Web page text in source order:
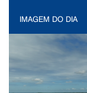
IMAGEM DO DIA